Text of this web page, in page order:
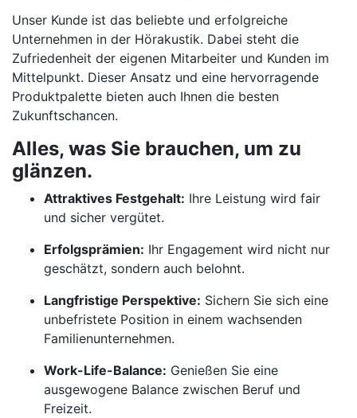
Unser Kunde ist das beliebte und erfolgreiche
Unternehmen in der Hörakustik. Dabei steht die
Zufriedenheit der eigenen Mitarbeiter und Kunden im
Mittelpunkt. Dieser Ansatz und eine hervorragende
Produktpalette bieten auch Ihnen die besten
Zukunftschancen.
Alles, was Sie brauchen, um zu
glänzen.
Attraktives Festgehalt: Ihre Leistung wird fair
und sicher vergütet.
Erfolgsprämien: Ihr Engagement wird nicht nur
geschätzt, sondern auch belohnt.
Langfristige Perspektive: Sichern Sie sich eine
unbefristete Position in einem wachsenden
Familienunternehmen.
Work-Life-Balance: Genießen Sie eine
ausgewogene Balance zwischen Beruf und
Freizeit.